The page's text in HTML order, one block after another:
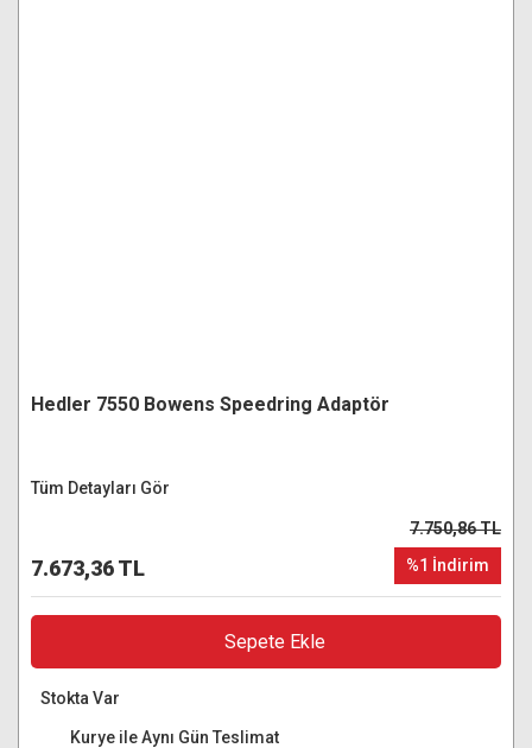
Hedler 7550 Bowens Speedring Adaptör
Tüm Detayları Gör
7.673,36 TL
7.750,86 TL
%1 İndirim
Sepete Ekle
Stokta Var
Kurye ile Aynı Gün Teslimat